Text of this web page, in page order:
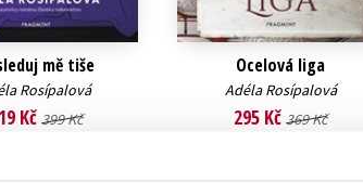
mě tiše
Rosípalová
Kč 399 Kč
Ocelová liga
Adéla Rosípalová
295 Kč369 Kč